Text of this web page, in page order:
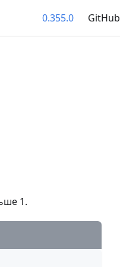
0.355.0 GitHub
1.